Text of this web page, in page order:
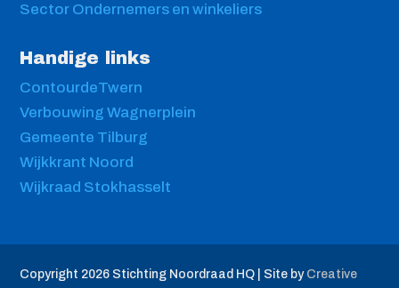
Sector Ondernemers en winkeliers
Handige links
ContourdeTwern
Verbouwing Wagnerplein
Gemeente Tilburg
Wijkkrant Noord
Wijkraad Stokhasselt
Copyright 2026 Stichting Noordraad HQ | Site by Creative